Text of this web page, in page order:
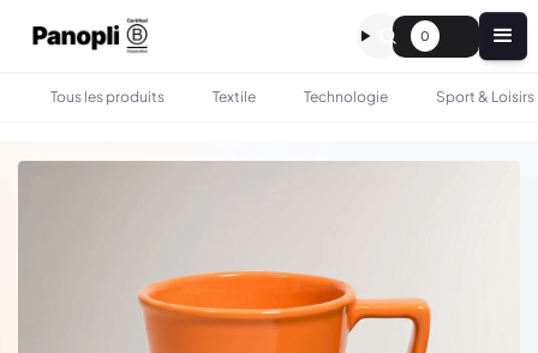
0
Tous les produits Textile Technologie Sport & Loisirs